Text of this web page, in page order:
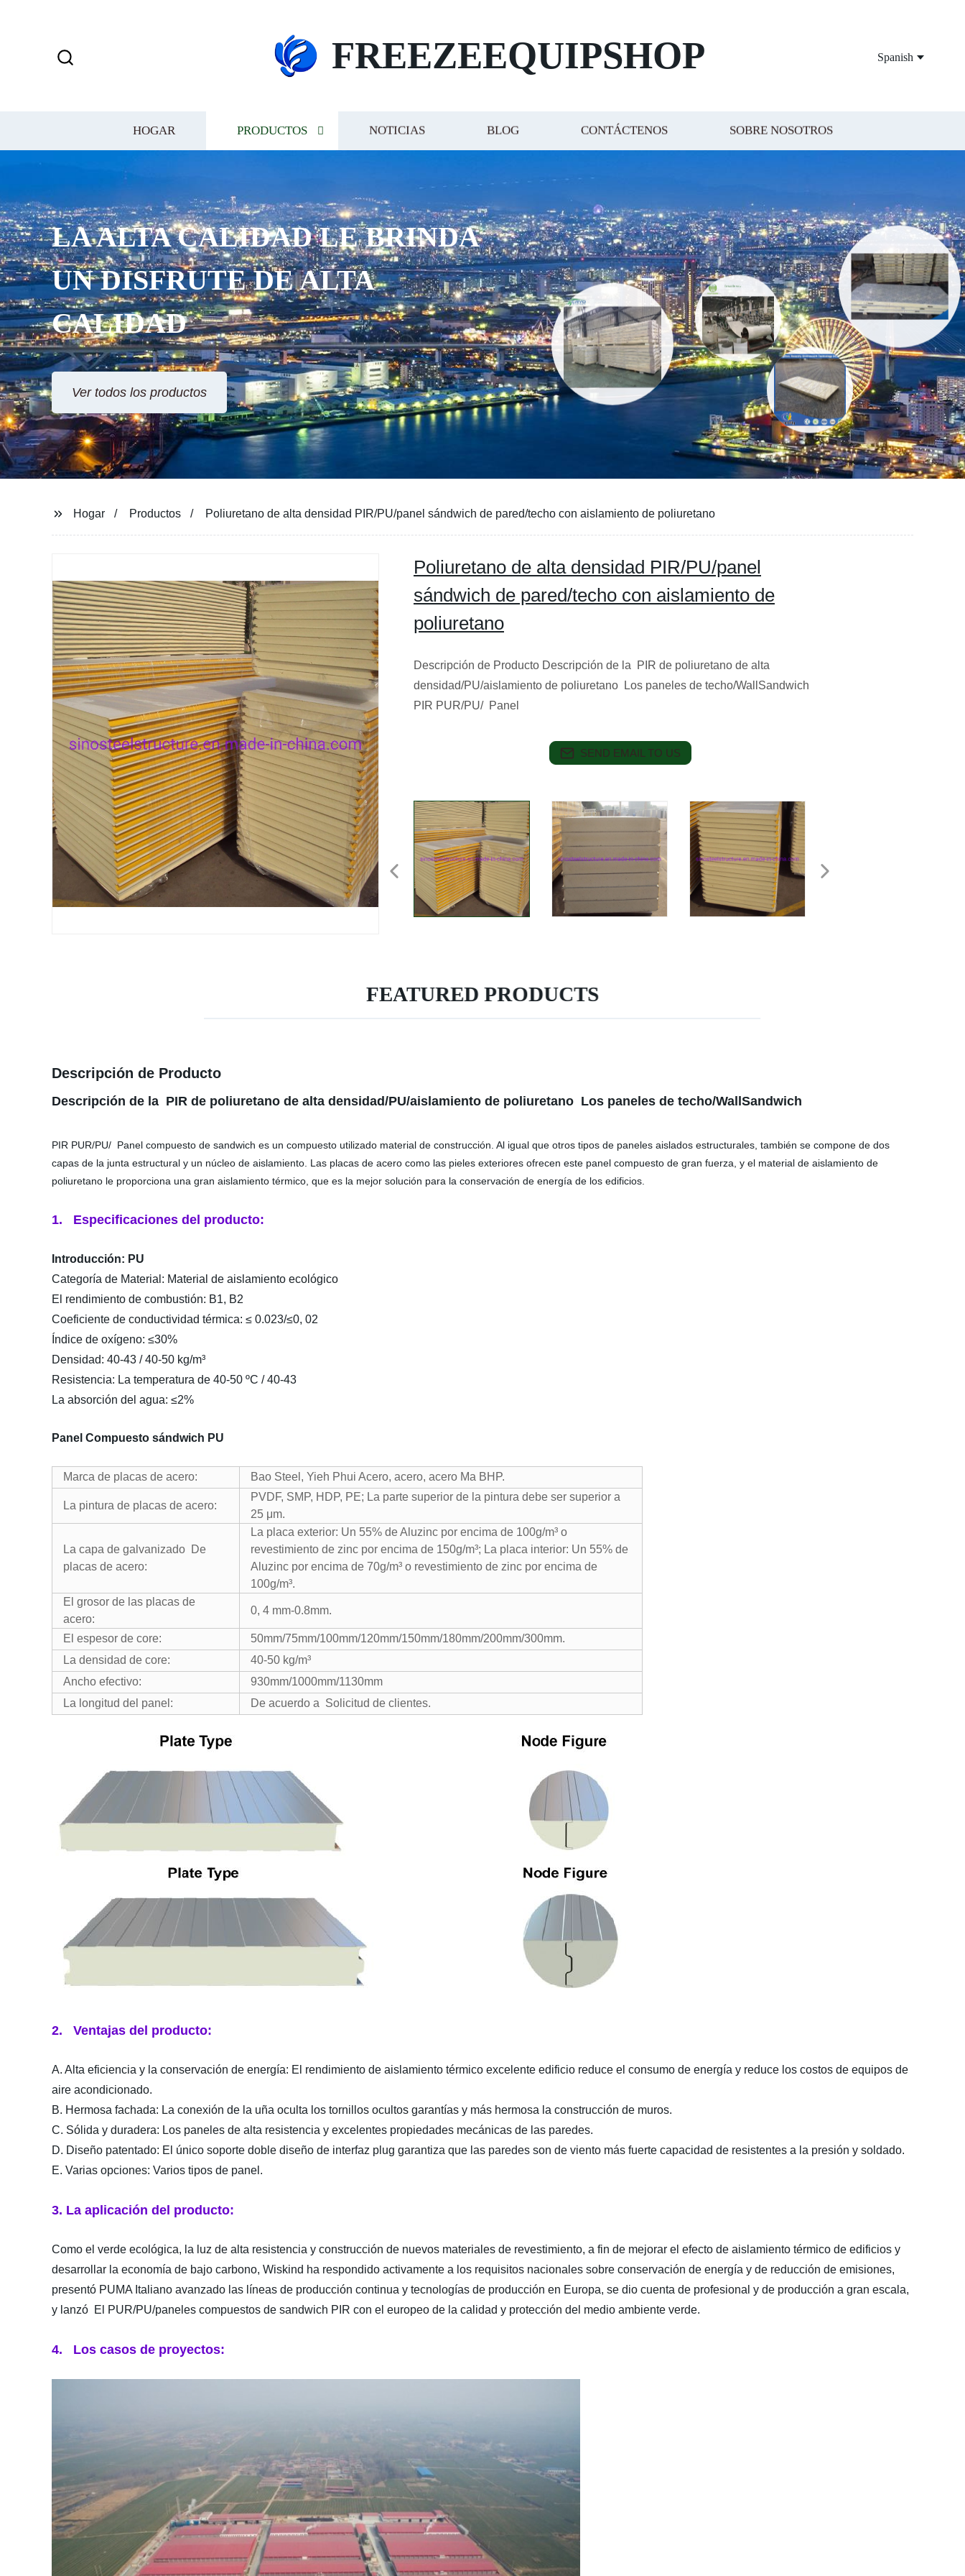
FREEZEEQUIPSHOP Spanish
HOGAR PRODUCTOS NOTICIAS BLOG CONTÁCTENOS SOBRE NOSOTROS
LA ALTA CALIDAD LE BRINDA
UN DISFRUTE DE ALTA
CALIDAD
Ver todos los productos
Hogar Productos Poliuretano de alta densidad PIR/PU/panel sándwich de pared/techo con aislamiento de poliuretano
Poliuretano de alta densidad PIR/PU/panel
sándwich de pared/techo con aislamiento de
poliuretano
Descripción de Producto Descripción de la PIR de poliuretano de alta
densidad/PU/aislamiento de poliuretano Los paneles de techo/WallSandwich
PIR PUR/PU/ Panel
SEND EMAIL TO US
FEATURED PRODUCTS
Descripción de Producto
Descripción de la PIR de poliuretano de alta densidad/PU/aislamiento de poliuretano Los paneles de techo/WallSandwich
PIR PUR/PU/ Panel compuesto de sandwich es un compuesto utilizado material de construcción. Al igual que otros tipos de paneles aislados estructurales, también se compone de dos
capas de la junta estructural y un núcleo de aislamiento. Las placas de acero como las pieles exteriores ofrecen este panel compuesto de gran fuerza, y el material de aislamiento de
poliuretano le proporciona una gran aislamiento térmico, que es la mejor solución para la conservación de energía de los edificios.
1. Especificaciones del producto:
Introducción: PU
Categoría de Material: Material de aislamiento ecológico
El rendimiento de combustión: B1, B2
Coeficiente de conductividad térmica: ≤ 0.023/≤0, 02
Índice de oxígeno: ≤30%
Densidad: 40-43 / 40-50 kg/m³
Resistencia: La temperatura de 40-50 ºC / 40-43
La absorción del agua: ≤2%
Panel Compuesto sándwich PU
Marca de placas de acero: Bao Steel, Yieh Phui Acero, acero, acero Ma BHP.
La pintura de placas de acero:
PVDF, SMP, HDP, PE; La parte superior de la pintura debe ser superior a
25 μm.
La capa de galvanizado De
placas de acero:
La placa exterior: Un 55% de Aluzinc por encima de 100g/m³ o
revestimiento de zinc por encima de 150g/m³; La placa interior: Un 55% de
Aluzinc por encima de 70g/m³ o revestimiento de zinc por encima de
100g/m³.
El grosor de las placas de
acero:
0, 4 mm-0.8mm.
El espesor de core:
50mm/75mm/100mm/120mm/150mm/180mm/200mm/300mm.
La densidad de core:
40-50 kg/m³
Ancho efectivo:
930mm/1000mm/1130mm
La longitud del panel:
De acuerdo a Solicitud de clientes.
2. Ventajas del producto:
A. Alta eficiencia y la conservación de energía: El rendimiento de aislamiento térmico excelente edificio reduce el consumo de energía y reduce los costos de equipos de
aire acondicionado.
B. Hermosa fachada: La conexión de la uña oculta los tornillos ocultos garantías y más hermosa la construcción de muros.
C. Sólida y duradera: Los paneles de alta resistencia y excelentes propiedades mecánicas de las paredes.
D. Diseño patentado: El único soporte doble diseño de interfaz plug garantiza que las paredes son de viento más fuerte capacidad de resistentes a la presión y soldado.
E. Varias opciones: Varios tipos de panel.
3. La aplicación del producto:
Como el verde ecológica, la luz de alta resistencia y construcción de nuevos materiales de revestimiento, a fin de mejorar el efecto de aislamiento térmico de edificios y
desarrollar la economía de bajo carbono, Wiskind ha respondido activamente a los requisitos nacionales sobre conservación de energía y de reducción de emisiones,
presentó PUMA Italiano avanzado las líneas de producción continua y tecnologías de producción en Europa, se dio cuenta de profesional y de producción a gran escala,
y lanzó El PUR/PU/paneles compuestos de sandwich PIR con el europeo de la calidad y protección del medio ambiente verde.
4. Los casos de proyectos: